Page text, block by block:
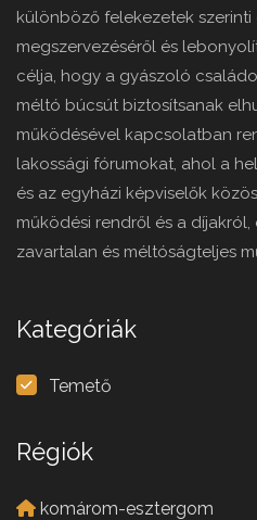
különböző felekezetek
megszervezéséről és
célja, hogy a gyászoló
méltó búcsút biztosítsanak
működésével kapcsolatban
lakossági fórumokat, ahol a
és az egyházi képviselők
működési rendről és a
zavartalan és méltóságteljes
Kategóriák
Temető
Régiók
komárom-esztergom